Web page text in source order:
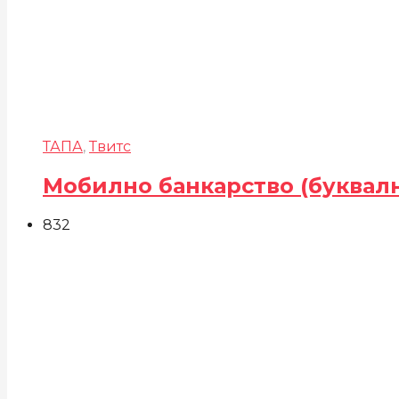
ТАПА, Твитс
Мобилно банкарство
832